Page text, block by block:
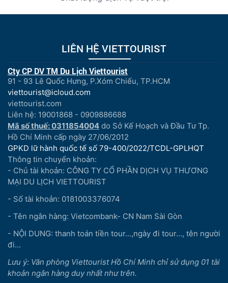
LIÊN HỆ VIETTOURIST
Cty CP DV TM Du Lịch Viettourist
91 - 93 Lê Quốc Hưng, P.Xóm Chiếu, TP.HCM
viettourist@icloud.com
viettourist.com
Liên hệ: 19001868 - 0909886688
Mã số thuế: 0311854004 do Sở Kế Hoạch và Đầu Tư Tp.
Hồ Chí Minh cấp ngày 27/06/2012
GPKD lữ hành quốc tế số 79-400/2022/TCDL-GPLHQT
Thông tin chuyển khoản:
- Chủ tài khoản: CÔNG TY CỔ PHẦN DỊCH VỤ THƯƠNG
MẠI DU LỊCH VIETTOURIST
- Số tài khoản: 0181003376074
- Tên ngân hàng: Vietcombank- CN Nam Sài Gòn
- NỘI DUNG: thanh toán tiền tour...,ngày đi tour..., tên người
đi...
Lưu ý: Văn phòng Viettourist Hồ Chí Minh chỉ sử dụng 01 tài
khoản ngân hàng duy nhất như trên.